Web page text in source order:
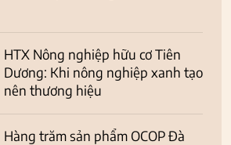
HTX Nông nghiệp hữu cơ Tiên
Dương: Khi nông nghiệp xanh tạo
nên thương hiệu
Hàng trăm sản phẩm OCOP Đà